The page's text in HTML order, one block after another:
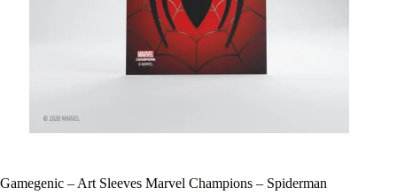
Gamegenic – Art Sleeves Marvel Champions – Spiderman